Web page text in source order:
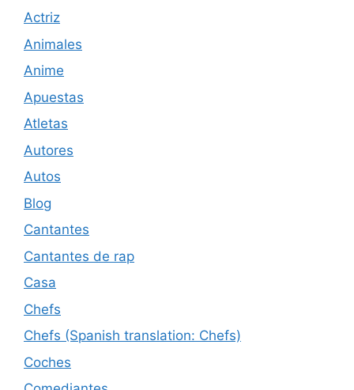
Actriz
Animales
Anime
Apuestas
Atletas
Autores
Autos
Blog
Cantantes
Cantantes de rap
Casa
Chefs
Chefs (Spanish translation: Chefs)
Coches